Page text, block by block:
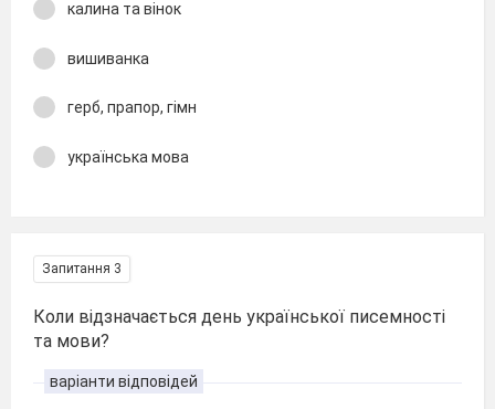
калина та вінок
вишиванка
герб, прапор, гімн
українська мова
Запитання 3
Коли відзначається день української писемності
та мови?
варіанти відповідей